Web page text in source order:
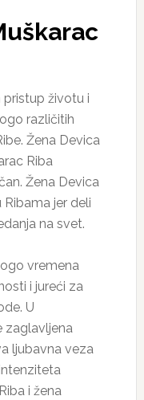
životu i
različitih
Žena Devica
Riba
Žena Devica
jer deli
na svet.
vremena
i jureći za
U
zaglavljena
ljubavna veza
i žena